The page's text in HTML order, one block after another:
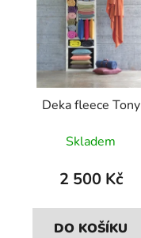
Deka fleece Tony
Skladem
2 500 Kč
DO KOŠÍKU